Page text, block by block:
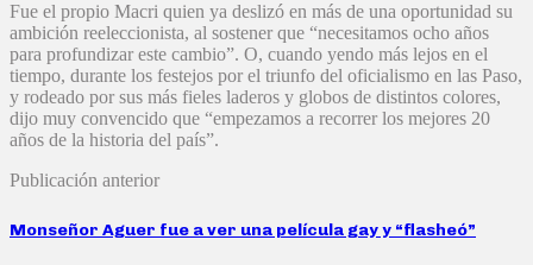
Fue el propio Macri quien ya deslizó en más de una oportunidad su
ambición reeleccionista, al sostener que “necesitamos ocho años
para profundizar este cambio”. O, cuando yendo más lejos en el
tiempo, durante los festejos por el triunfo del oficialismo en las Paso,
y rodeado por sus más fieles laderos y globos de distintos colores,
dijo muy convencido que “empezamos a recorrer los mejores 20
años de la historia del país”.
Publicación anterior
Monseñor Aguer fue a ver una película gay y “flasheó”